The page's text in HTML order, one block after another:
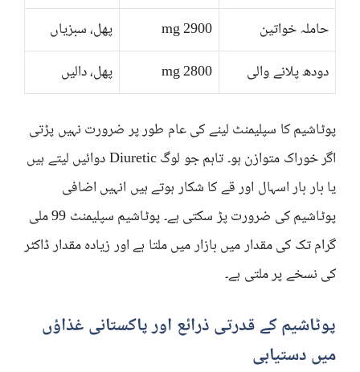
حاملہ خواتین
2900 mg
پھل، سبزیاں
دودھ پلانے والی
2800 mg پھل، دالیں
پوٹاشیم کا سپلیمنٹ لینے کی عام طور پر ضرورت نہیں پڑتی
اگر خوراک متوازن ہو۔ تاہم جو لوگ Diuretic دوائیں لیتے ہیں
یا بار بار اسہال اور قے کا شکار ہوتے ہیں انہیں اضافی
پوٹاشیم کی ضرورت پڑ سکتی ہے۔ پوٹاشیم سپلیمنٹ 99 ملی
گرام تک کی مقدار میں بازار میں ملتا ہے اور زیادہ مقدار ڈاکٹر
کی نسخے پر ملتی ہے۔
پوٹاشیم کے قدرتی ذرائع اور پاکستانی غذاؤں
میں دستیابی